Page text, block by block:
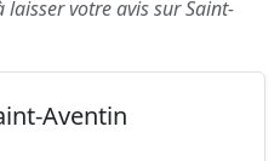
laisser votre avis sur Saint-
Aventin